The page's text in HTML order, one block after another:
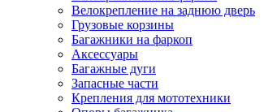
Велокрепление на заднюю дверь
Грузовые корзины
Багажники на фаркоп
Аксессуары
Багажные дуги
Запасные части
Крепления для мототехники